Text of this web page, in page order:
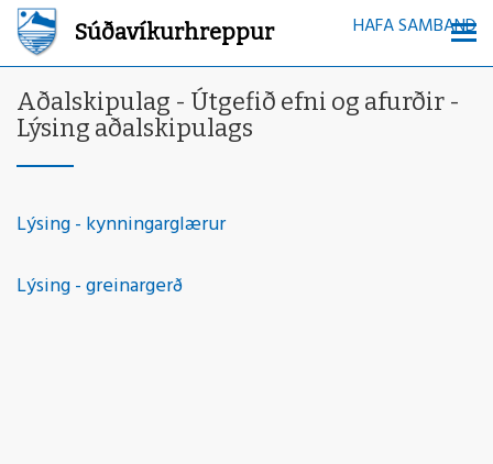
Súðavíkurhreppur HAFA SAMBAND
Aðalskipulag - Útgefið efni og afurðir -
Lýsing aðalskipulags
Lýsing - kynningarglærur
Lýsing - greinargerð